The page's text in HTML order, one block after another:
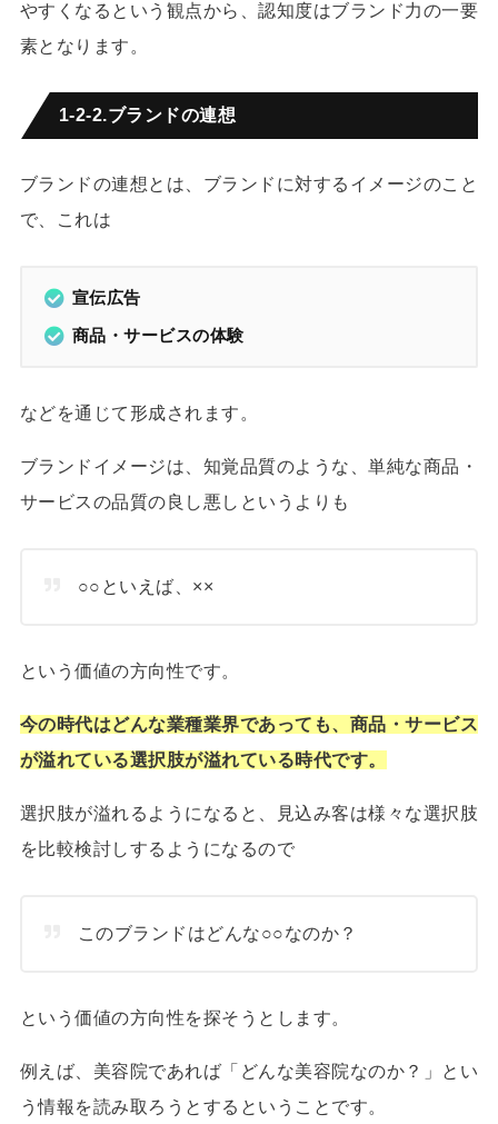
やすくなるという観点から、認知度はブランド力の一要
素となります。
1-2-2.ブランドの連想
ブランドの連想とは、ブランドに対するイメージのこと
で、これは
宣伝広告
商品・サービスの体験
などを通じて形成されます。
ブランドイメージは、知覚品質のような、単純な商品・
サービスの品質の良し悪しというよりも
○○といえば、××
という価値の方向性です。
今の時代はどんな業種業界であっても、商品・サービス
が溢れている選択肢が溢れている時代です。
選択肢が溢れるようになると、見込み客は様々な選択肢
を比較検討しするようになるので
このブランドはどんな○○なのか？
という価値の方向性を探そうとします。
例えば、美容院であれば「どんな美容院なのか？」とい
う情報を読み取ろうとするということです。